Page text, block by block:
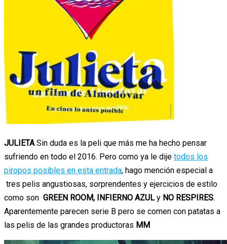
JULIETA Sin duda es la peli que más me ha hecho pensar
sufriendo en todo el 2016. Pero como ya le dije todos los
piropos posibles en esta entrada, hago mención especial a
tres pelis angustiosas, sorprendentes y ejercicios de estilo
como son GREEN ROOM, INFIERNO AZULy NO RESPIRES.
Aparentemente parecen serie B pero se comen con patatas a
las pelis de las grandes productoras MM